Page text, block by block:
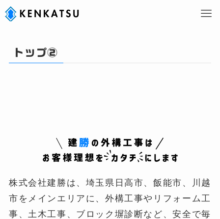
トップ②
株式会社建勝は、埼玉県日高市、飯能市、川越
市をメインエリアに、外構工事やリフォーム工
事、土木工事、ブロック塀診断など、安全で毎